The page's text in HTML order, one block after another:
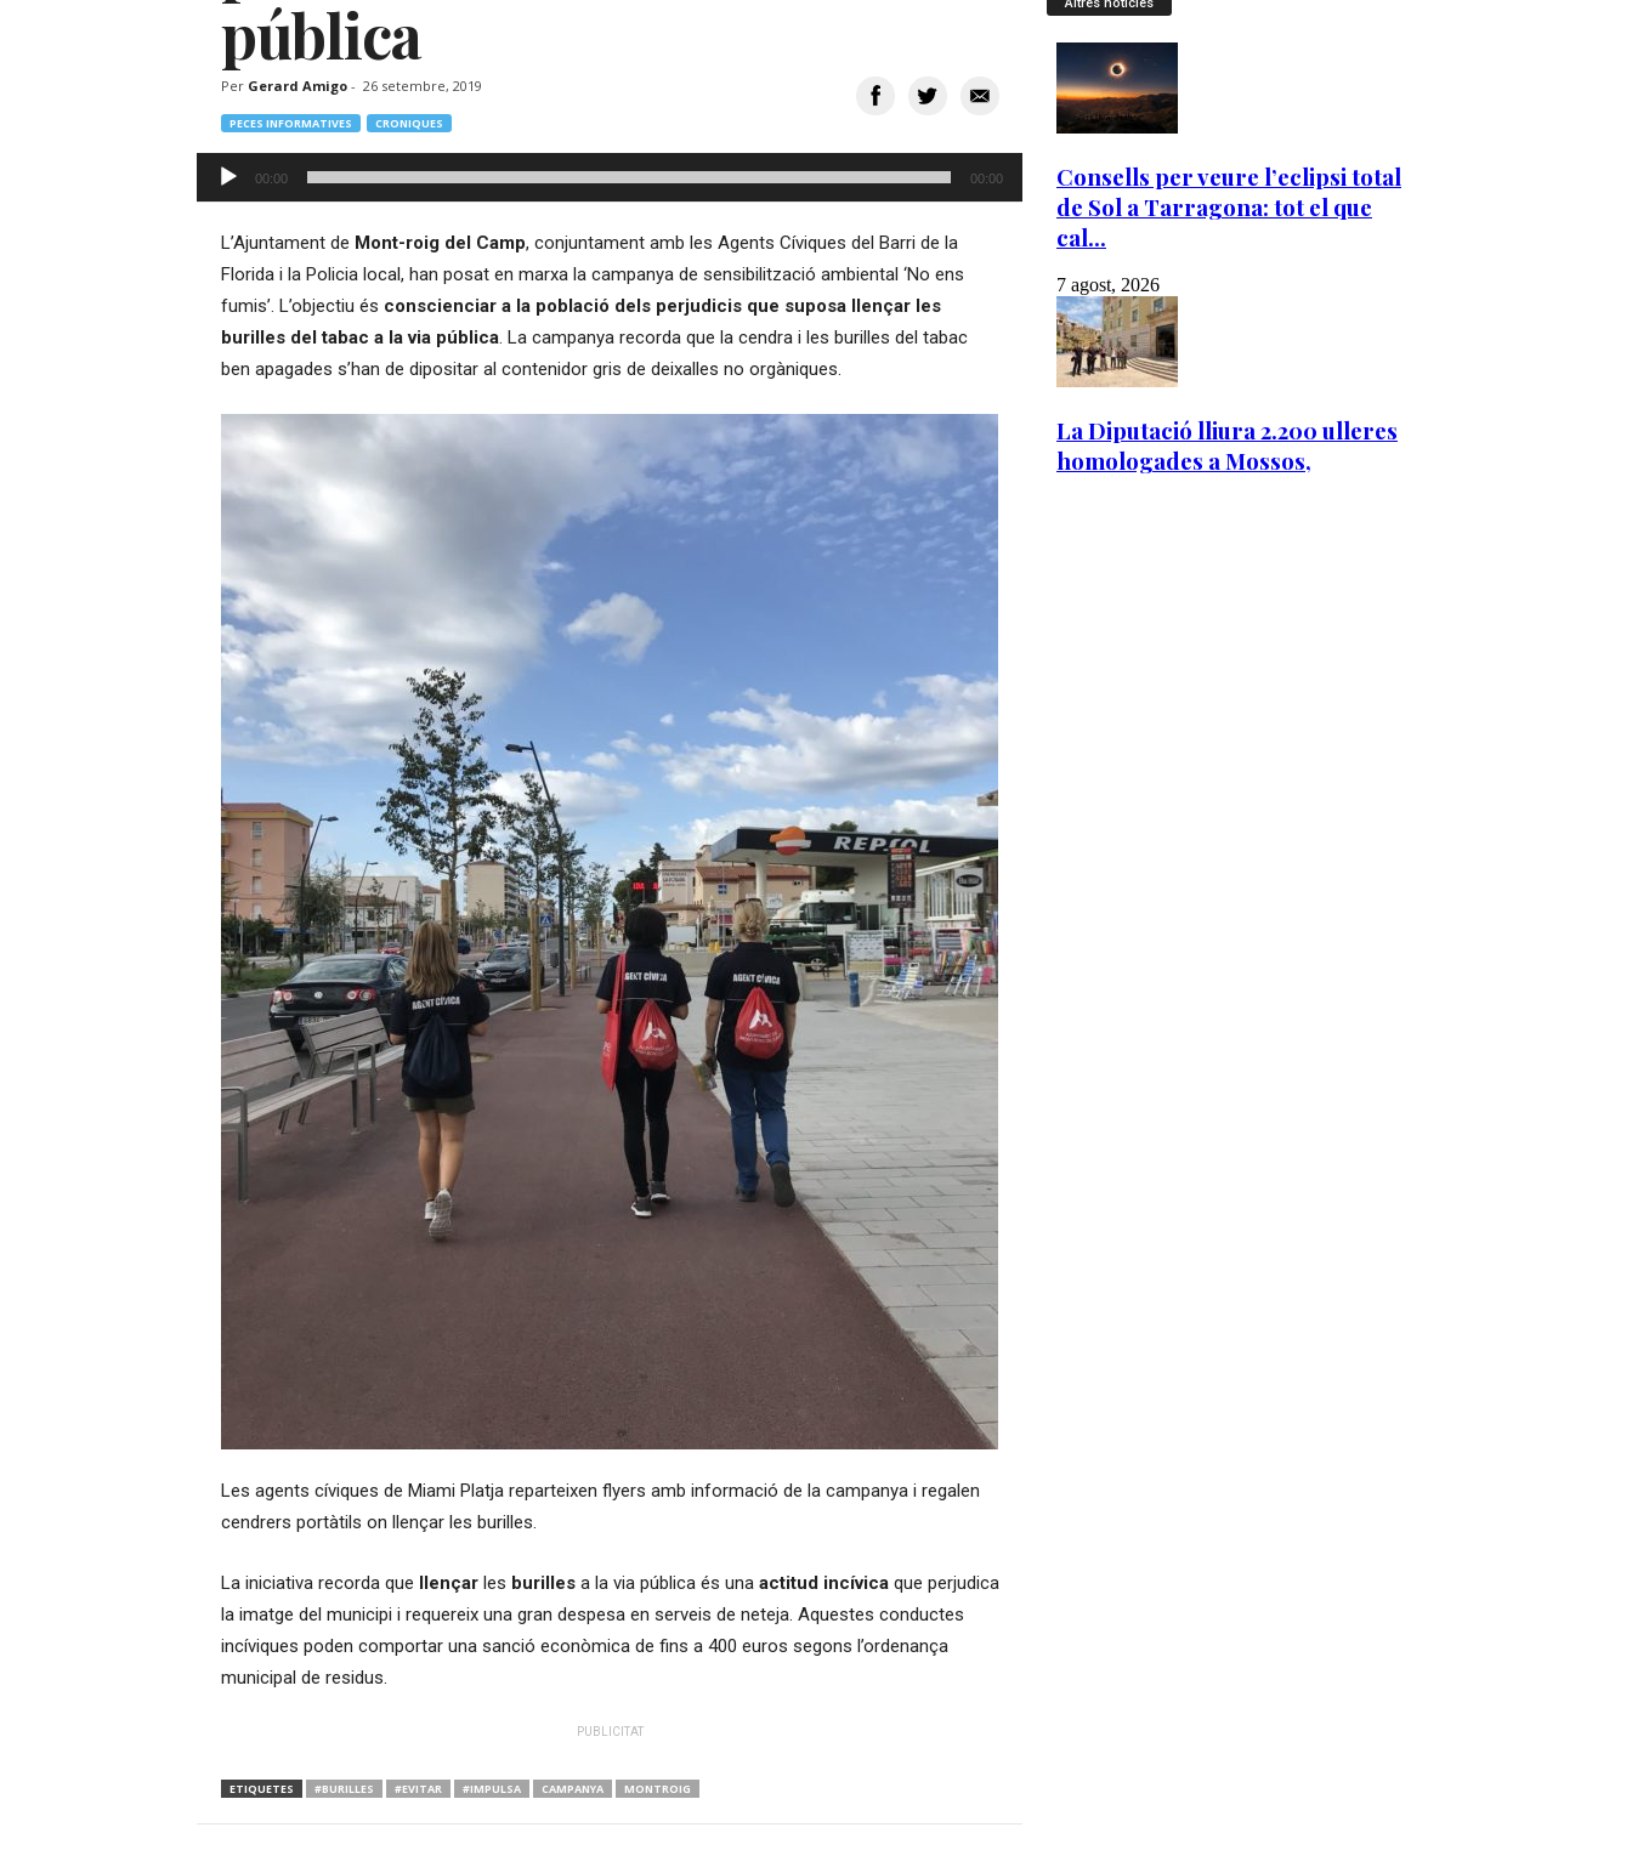
o
n
pública
Per Gerard Amigo- 26 setembre, 2019
PECES INFORMATIVES CRONIQUES
Reproductor
d'àudio
00:00 00:00
L’Ajuntament de Mont-roig del Camp, conjuntament amb les Agents Cíviques del Barri de la
Florida i la Policia local, han posat en marxa la campanya de sensibilització ambiental ‘No ens
fumis’. L’objectiu és conscienciar a la població dels perjudicis que suposa llençar les
burilles del tabac a la via pública. La campanya recorda que la cendra i les burilles del tabac
ben apagades s’han de dipositar al contenidor gris de deixalles no orgàniques.
Les agents cíviques de Miami Platja reparteixen flyers amb informació de la campanya i regalen
cendrers portàtils on llençar les burilles.
La iniciativa recorda que llençarles burillesa la via pública és una actitud incívicaque perjudica
la imatge del municipi i requereix una gran despesa en serveis de neteja. Aquestes conductes
incíviques poden comportar una sanció econòmica de fins a 400 euros segons l’ordenança
municipal de residus.
PUBLICITAT
ETIQUETES #BURILLES #EVITAR #IMPULSA CAMPANYA MONTROIG